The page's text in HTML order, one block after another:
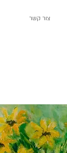
צור קשר